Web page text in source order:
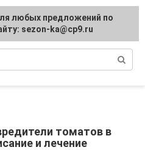
томатов в
и лечение
любых предложений по
sezon-ka@cp9.ru